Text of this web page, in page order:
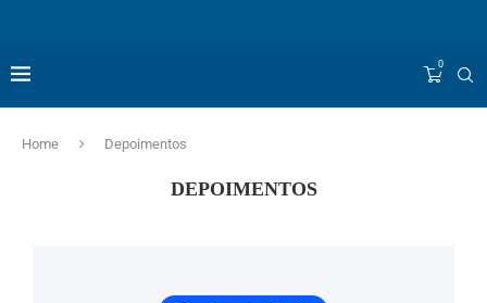
0
Home Depoimentos
DEPOIMENTOS